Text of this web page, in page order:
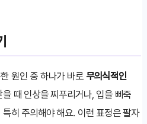
원인 중 하나가 바로무의식적인
때 인상을 찌푸리거나, 입을 삐죽
히 주의해야 해요. 이런 표정은 팔자